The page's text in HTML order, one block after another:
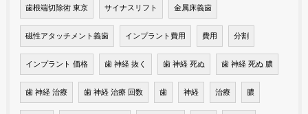
歯根端切除術 東京 サイナスリフト 金属床義歯
磁性アタッチメント義歯 インプラント費用 費用 分割
インプラント 価格 歯 神経 抜く 歯 神経 死ぬ 歯 神経 死ぬ 膿
歯 神経 治療 歯 神経 治療 回数 歯 神経 治療 膿